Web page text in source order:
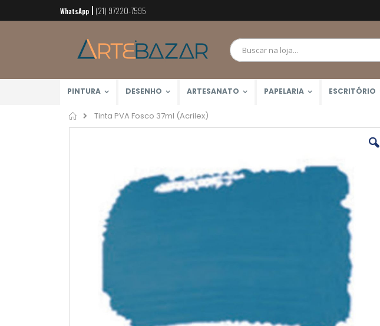
Pular
para
conteúdo
WhatsApp (21) 97220-7595
PINTURA DESENHO ARTESANATO PAPELARIA ESCRITÓRIO
Home
Tinta PVA Fosco 37ml (Acrilex)
Pular